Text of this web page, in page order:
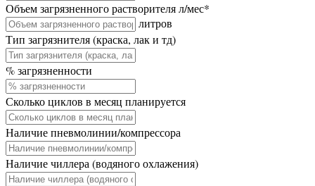
Объем загрязненного растворителя л/мес*
литров
Тип загрязнителя (краска, лак и тд)
% загрязненности
Сколько циклов в месяц планируется
Наличие пневмолинии/компрессора
Наличие чиллера (водяного охлажения)